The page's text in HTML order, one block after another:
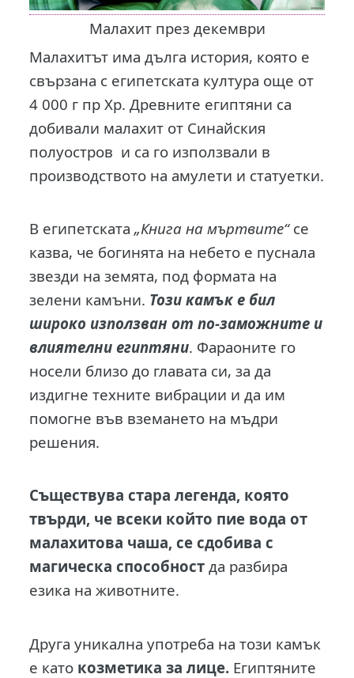
Малахит през декември
Малахитът има дълга история, която е
свързана с египетската култура още от
4 000 г пр Хр. Древните египтяни са
добивали малахит от Синайския
полуостров и са го използвали в
производството на амулети и статуетки.
В египетската„Книга на мъртвите“се
казва, че богинята на небето е пуснала
звезди на земята, под формата на
зелени камъни. Този камък е бил
широко използван от по-заможните и
влиятелни египтяни. Фараоните го
носели близо до главата си, за да
издигне техните вибрации и да им
помогне във вземането на мъдри
решения.
Съществува стара легенда, която
твърди, че всеки който пие вода от
малахитова чаша, се сдобива с
магическа способност да разбира
езика на животните.
Друга уникална употреба на този камък
е като козметика за лице. Египтяните